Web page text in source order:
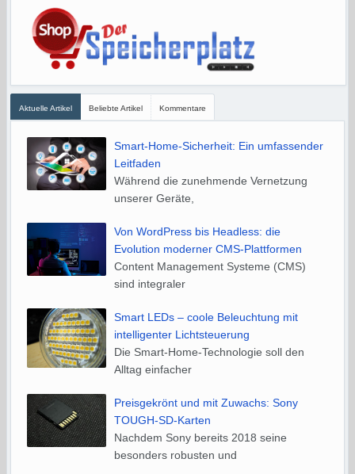
Aktuelle Artikel Beliebte Artikel Kommentare
Smart-Home-Sicherheit: Ein umfassender
Leitfaden
Während die zunehmende Vernetzung
unserer Geräte,
Von WordPress bis Headless: die
Evolution moderner CMS-Plattformen
Content Management Systeme (CMS)
sind integraler
Smart LEDs – coole Beleuchtung mit
intelligenter Lichtsteuerung
Die Smart-Home-Technologie soll den
Alltag einfacher
Preisgekrönt und mit Zuwachs: Sony
TOUGH-SD-Karten
Nachdem Sony bereits 2018 seine
besonders robusten und